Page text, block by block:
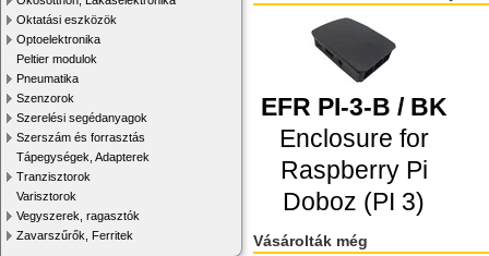
Oktatási eszközök
Optoelektronika
Peltier modulok
Pneumatika
Szenzorok
Szerelési segédanyagok
Szerszám és forrasztás
Tápegységek, Adapterek
Tranzisztorok
Varisztorok
Vegyszerek, ragasztók
Zavarszűrők, Ferritek
EFR PI-3-B / BK
Enclosure for
Raspberry Pi
Doboz (PI 3)
Vásárolták még